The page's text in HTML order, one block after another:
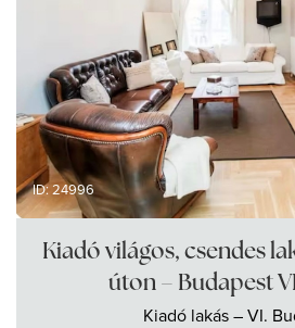
ID: 24996
Kiadó világos, csendes
úton – Budapest
Kiadó lakás – VI.